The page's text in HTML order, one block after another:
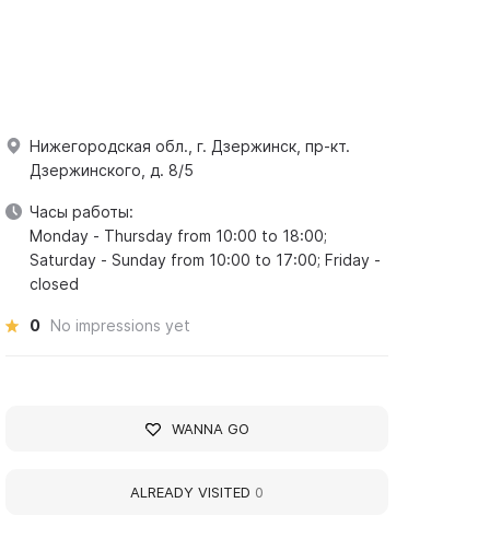
Нижегородская обл., г. Дзержинск, пр-кт.
Дзержинского, д. 8/5
Часы работы:
Monday - Thursday from 10:00 to 18:00;
Saturday - Sunday from 10:00 to 17:00; Friday -
closed
0 No impressions yet
WANNA GO
ALREADY VISITED 0